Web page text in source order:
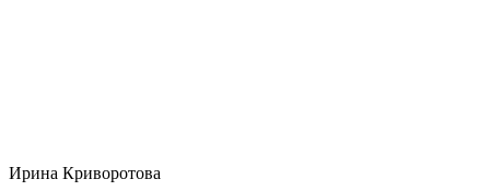
Ирина Криворотова